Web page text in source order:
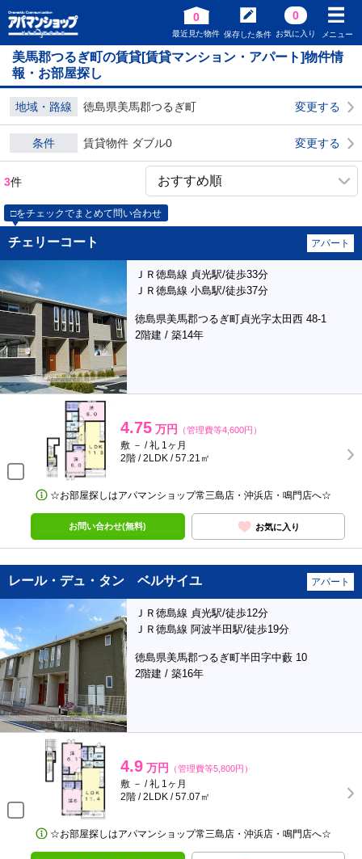
0
最近見た物件 保存した条件
0
お気に入り メニュー
美馬郡つるぎ町の賃貸[賃貸マンション・アパート]物件情
報・お部屋探し
地域・路線 徳島県美馬郡つるぎ町 変更する
条件 賃貸物件 ダブル0 変更する
3件
□をチェックでまとめて問い合わせ
チェリーコート アパート
ＪＲ徳島線 貞光駅/徒歩33分
ＪＲ徳島線 小島駅/徒歩37分
徳島県美馬郡つるぎ町貞光字太田西 48-1
2階建 / 築14年
4.75 万円 （管理費等4,600円）
敷 － / 礼 1ヶ月
2階 / 2LDK / 57.21㎡
☆お部屋探しはアパマンショップ常三島店・沖浜店・鳴門店へ☆
お問い合わせ(無料) お気に入り
レール・デュ・タン ベルサイユ アパート
ＪＲ徳島線 貞光駅/徒歩12分
ＪＲ徳島線 阿波半田駅/徒歩19分
徳島県美馬郡つるぎ町半田字中藪 10
2階建 / 築16年
4.9 万円 （管理費等5,800円）
敷 － / 礼 1ヶ月
2階 / 2LDK / 57.07㎡
☆お部屋探しはアパマンショップ常三島店・沖浜店・鳴門店へ☆